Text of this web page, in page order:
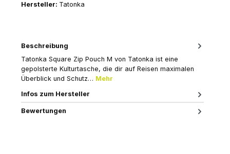
Hersteller: Tatonka
Beschreibung
Tatonka Square Zip Pouch M von Tatonka ist eine
gepolsterte Kulturtasche, die dir auf Reisen maximalen
Überblick und Schutz… Mehr
Infos zum Hersteller
Bewertungen